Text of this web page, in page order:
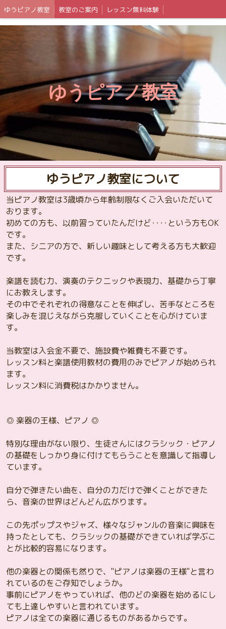
ゆうピアノ教室 教室のご案内 レッスン無料体験
ゆうピアノ教室
ゆうピアノ教室について
当ピアノ教室は3歳頃から年齢制限なくご入会いただいて
おります。
初めての方も、以前習っていたんだけど‥‥という方もOK
です。
また、シニアの方で、新しい趣味として考える方も大歓迎
です。
楽譜を読む力、演奏のテクニックや表現力、基礎から丁寧
にお教えします。
その中でそれぞれの得意なことを伸ばし、苦手なところを
楽しみを混じえながら克服していくことを心がけていま
す。
当教室は入会金不要で、施設費や雑費も不要です。
レッスン料と楽譜使用教材の費用のみでピアノが始められ
ます。
レッスン料に消費税はかかりません。
◎ 楽器の王様、ピアノ ◎
特別な理由がない限り、生徒さんにはクラシック・ピアノ
の基礎をしっかり身に付けてもらうことを意識して指導し
ています。
自分で弾きたい曲を、自分の力だけで弾くことができた
ら、音楽の世界はどんどん広がります。
この先ポップスやジャズ、様々なジャンルの音楽に興味を
持ったとしても、クラシックの基礎ができていれば学ぶこ
とが比較的容易になります。
他の楽器との関係も然りで、"ピアノは楽器の王様"と言わ
れているのをご存知でしょうか。
事前にピアノをやっていれば、他のどの楽器を始めるにし
ても上達しやすいと言われています。
ピアノは全ての楽器に通じるものがあるからです。